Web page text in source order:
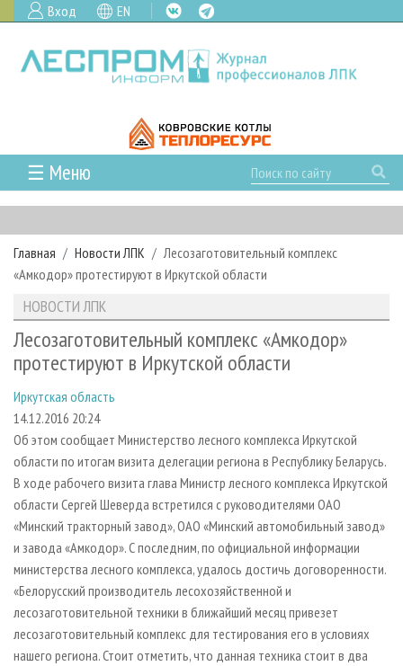
Вход EN
☰ Меню
ГЛАВНАЯ
РУБРИКИ И ТЕМЫ
РУБРИКИ ЖУРНАЛА
ЛЕСОЗАГОТОВКА
ЛЕСОПИЛЕНИЕ
СУШКА ДРЕВЕСИНЫ
ПРОИЗВОДСТВО ДРЕВЕСНЫХ ПЛИТ
ДЕРЕВЯННОЕ ДОМОСТРОЕНИЕ
ПРОИЗВОДСТВО МЕБЕЛИ
БИОЭНЕРГЕТИКА
ЦБП
ИНСТРУМЕНТ И МАТЕРИАЛЫ
НОВОСТИ
НОВОСТИ ЛПК
НОВОСТИ ЖУРНАЛА
ПРОЕКТЫ ЛПИ
АНАЛИТИКА
ПРЕДПРИЯТИЯ ЛПК
ПЕРСОНЫ
МОБИЛЬНЫЕ ВЫСТАВКИ
ОФИЦИАЛЬНЫЕ ДЕЛЕГАЦИИ
ПРИОРИТЕТНЫЕ ИНВЕСТПРОЕКТЫ
RUSSIAN FORESTRY REVIEW
ГАЗЕТА ЛЕСПРОМФОРУМ
БИБЛИОТЕКА СПЕЦИАЛИСТА
АРХИВ ЖУРНАЛОВ
СТАТЬИ
О ЖУРНАЛЕ
ПОДПИСКА
КОНТАКТЫ
РЕКЛАМОДАТЕЛЯМ
РЕКЛАМА
РЕКЛАМА НА САЙТЕ
Главная Новости ЛПК
Лесозаготовительный комплекс
«Амкодор» протестируют в Иркутской области
НОВОСТИ ЛПК
Лесозаготовительный комплекс «Амкодор»
протестируют в Иркутской области
Иркутская область
14.12.2016 20:24
Об этом сообщает Министерство лесного комплекса Иркутской
области по итогам визита делегации региона в Республику Беларусь.
В ходе рабочего визита глава Министр лесного комплекса Иркутской
области Сергей Шеверда встретился с руководителями ОАО
«Минский тракторный завод», ОАО «Минский автомобильный завод»
и завода «Амкодор». С последним, по официальной информации
министерства лесного комплекса, удалось достичь договоренности.
«Белорусский производитель лесохозяйственной и
лесозаготовительной техники в ближайший месяц привезет
лесозаготовительный комплекс для тестирования его в условиях
нашего региона. Стоит отметить, что данная техника стоит в два